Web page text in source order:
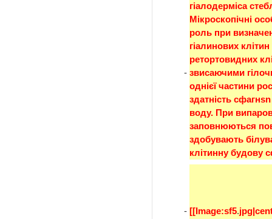
-
гіалодерміса
Мікроскопічні
роль при
гіалинових
ретортовидних
звисаючими
однієї частини
здатність
воду. При
заповнюються
здобувають
клітинну будову
- [[Image:sf5.